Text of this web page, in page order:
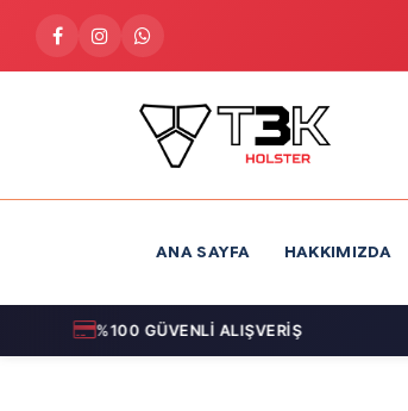
ANA SAYFA HAKKIMIZDA
%100 GÜVENLİ ALIŞVERİŞ